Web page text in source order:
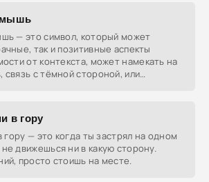
мышь
— это символ, который может
так и позитивные аспекты
от контекста, может намекать на
связь с тёмной стороной, или
в гору
гору — это когда ты застрял на одном
движешься ни в какую сторону.
просто стоишь на месте.